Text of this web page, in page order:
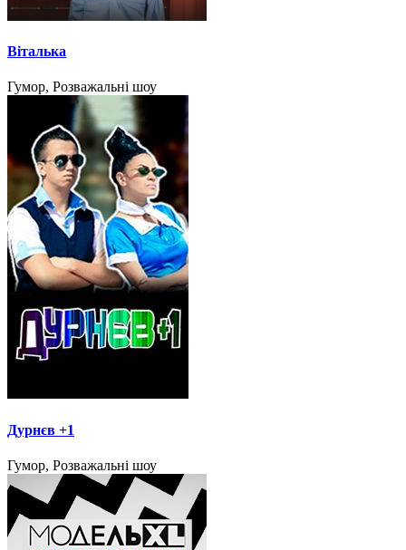
Віталька
Гумор, Розважальні шоу
Дурнєв +1
Гумор, Розважальні шоу